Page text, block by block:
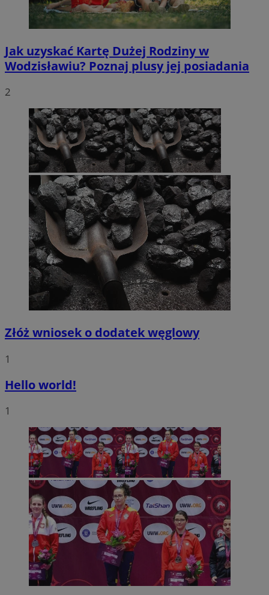
Jak uzyskać Kartę Dużej Rodziny w
Wodzisławiu? Poznaj plusy jej posiadania
2
Złóż wniosek o dodatek węglowy
1
Hello world!
1